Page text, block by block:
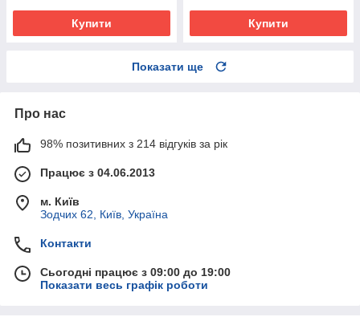
Купити Купити
Показати ще
Про нас
98% позитивних з 214 відгуків за рік
Працює з 04.06.2013
м. Київ
Зодчих 62, Київ, Україна
Контакти
Сьогодні працює з 09:00 до 19:00
Показати весь графік роботи